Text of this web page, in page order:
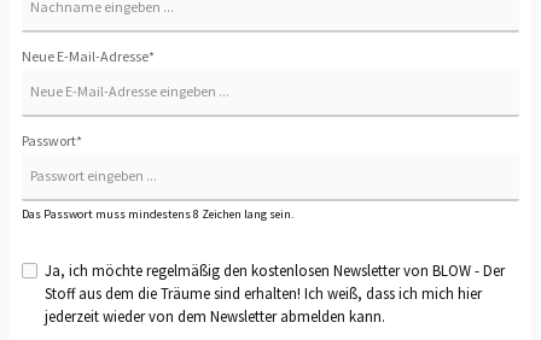
Neue E-Mail-Adresse*
Passwort*
Das Passwort muss mindestens 8 Zeichen lang sein.
Ja, ich möchte regelmäßig den kostenlosen Newsletter von BLOW - Der
Stoff aus dem die Träume sind erhalten! Ich weiß, dass ich mich hier
jederzeit wieder von dem Newsletter abmelden kann.